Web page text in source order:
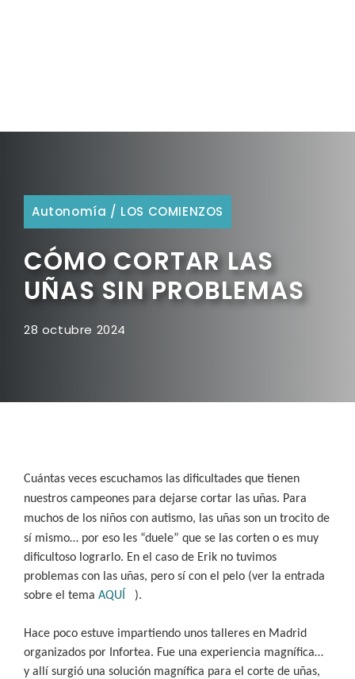
Autonomía / LOS COMIENZOS
CÓMO CORTAR LAS
UÑAS SIN PROBLEMAS
28 octubre 2024
Cuántas veces escuchamos las dificultades que tienen
nuestros campeones para dejarse cortar las uñas. Para
muchos de los niños con autismo, las uñas son un trocito de
sí mismo… por eso les “duele” que se las corten o es muy
dificultoso lograrlo. En el caso de Erik no tuvimos
problemas con las uñas, pero sí con el pelo (ver la entrada
sobre el tema AQUÍ ).
Hace poco estuve impartiendo unos talleres en Madrid
organizados por Infortea. Fue una experiencia magnífica…
y allí surgió una solución magnífica para el corte de uñas,